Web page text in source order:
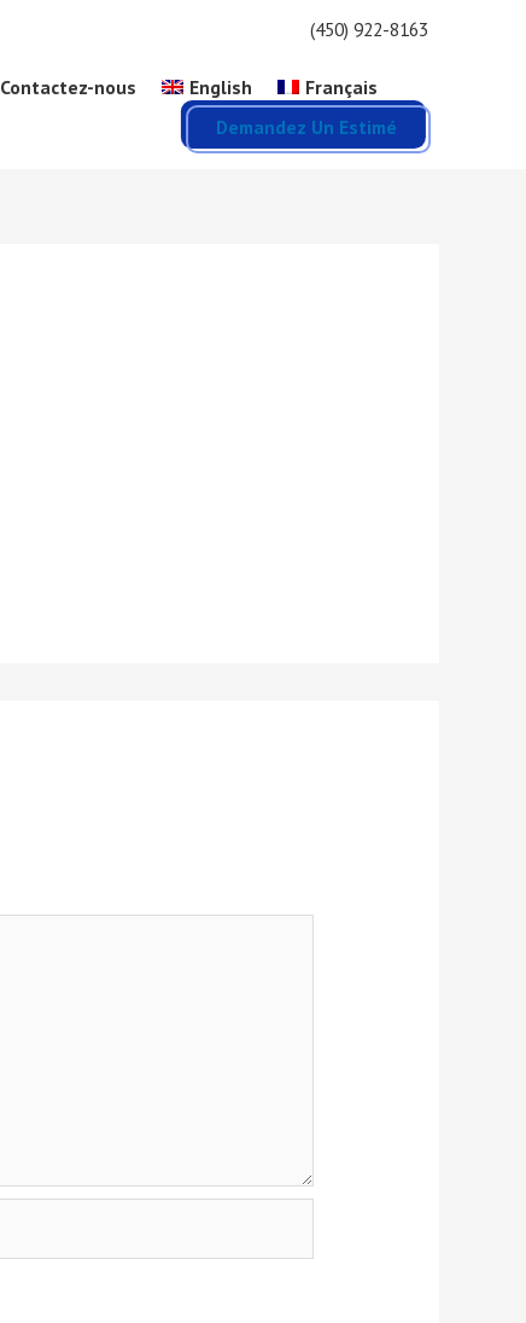
(450) 922-8163
Contactez-nous English
Français
Demandez Un Estimé